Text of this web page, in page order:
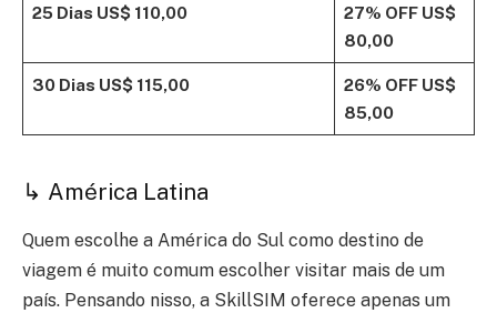
25 Dias US$ 110,00 27% OFFUS$
80,00
30 Dias US$ 115,00 26% OFFUS$
85,00
↳ América Latina
Quem escolhe a América do Sul como destino de
viagem é muito comum escolher visitar mais de um
país. Pensando nisso, a SkillSIM oferece apenas um